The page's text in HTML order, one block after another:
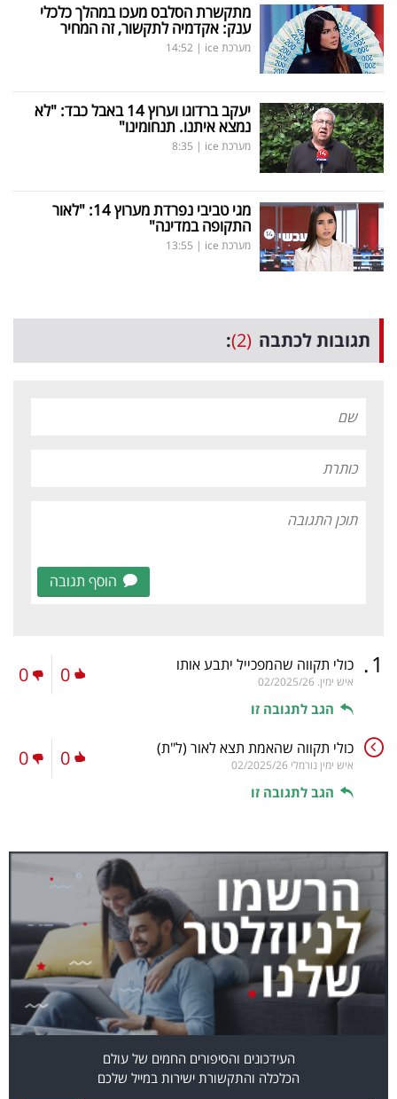
מתקשרת הסלבס מעכו במהלך כלכלי
ענק: אקדמיה לתקשור, זה המחיר
מערכת ice |
14:52
יעקב ברדוגו וערוץ 14 באבל כבד: "לא
נמצא איתנו. תנחומינו"
מערכת ice |
8:35
מגי טביבי נפרדת מערוץ 14: "לאור
התקופה במדינה"
מערכת ice |
13:55
תגובות לכתבה (2)
:
הוסף תגובה
1
. כולי תקווה שהמפכייל יתבע אותו
איש ימין. 02/2025/26
הגב לתגובה זו
0
0
כולי תקווה שהאמת תצא לאור (ל"ת)
איש ימין נורמלי 02/2025/26
הגב לתגובה זו
0
0
העידכונים והסיפורים החמים של עולם
הכלכלה והתקשורת ישירות במייל שלכם